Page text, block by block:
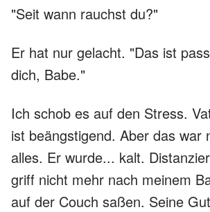
"Seit wann rauchst du?"
Er hat nur gelacht. "Das ist
dich, Babe."
Ich schob es auf den Stress.
ist beängstigend. Aber das war
alles. Er wurde... kalt.
griff nicht mehr nach meinem
auf der Couch saßen. Seine